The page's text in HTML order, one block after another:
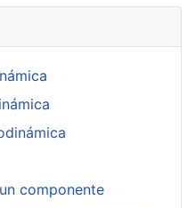
componente